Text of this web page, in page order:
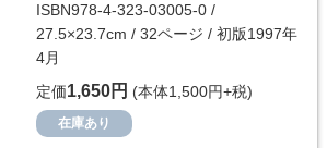
ISBN978-4-323-03005-0 /
27.5×23.7cm / 32ページ / 初版1997年
4月
定価1,650円 (本体1,500円+税)
在庫あり